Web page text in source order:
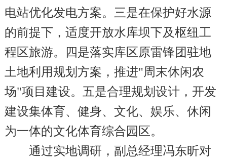
电站优化发电方案。三是在保护好水源
的前提下，适度开放水库坝下及枢纽工
程区旅游。四是落实库区原雷锋团驻地
土地利用规划方案，推进"周末休闲农
场"项目建设。五是合理规划设计，开发
建设集体育、健身、文化、娱乐、休闲
为一体的文化体育综合园区。
通过实地调研，副总经理冯东昕对